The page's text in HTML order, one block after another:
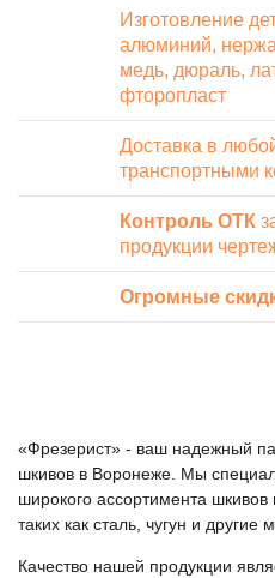
Изготовление
алюминий,
медь, дюраль,
фторопласт
Доставка в
транспортными
Контроль ОТК
продукции
Огромные
«Фрезерист» - ваш надежный
шкивов в Воронеже. Мы
широкого ассортимента
таких как сталь, чугун и другие
Качество нашей продукции